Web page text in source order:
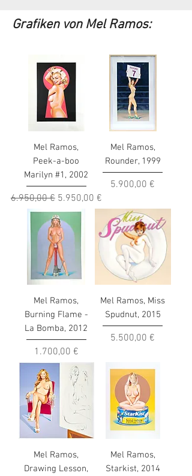
Grafiken von Mel Ramos:
Mel Ramos,
Peek-a-boo
Marilyn #1, 2002
Standardpreis
6.950,00 € Sale-Preis
5.950,00 €
Mel Ramos,
Rounder, 1999
Preis
5.900,00 €
Mel Ramos,
Burning Flame -
La Bomba, 2012
Preis
1.700,00 €
Mel Ramos, Miss
Spudnut, 2015
Preis
5.500,00 €
Mel Ramos,
Drawing Lesson,
Mel Ramos,
Starkist, 2014